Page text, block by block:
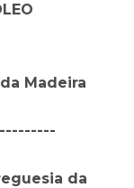
Madeira
da